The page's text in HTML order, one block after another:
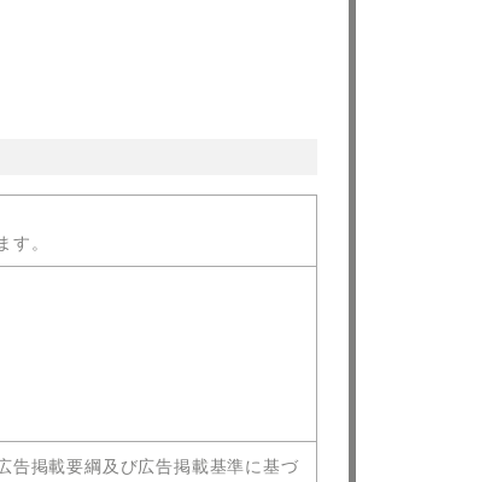
す。
告掲載要綱及び広告掲載基準に基づ